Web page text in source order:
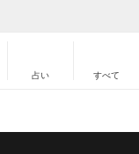
占い すべて